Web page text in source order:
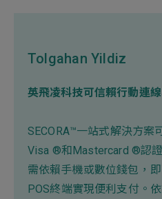
Tolgahan Yildiz
英飛凌科技可信賴行動連
SECORA™一站式解決方案
Visa ®和Mastercard ®認
需依賴手機或數位錢包，
POS終端實現便利支付。